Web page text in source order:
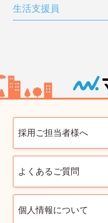
生活支援員
採用ご担当者様へ
よくあるご質問
個人情報について